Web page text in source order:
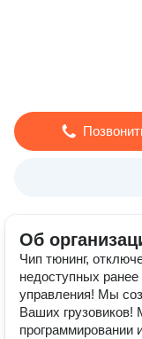
Об
Чип тюнинг,
недоступных
управления! Мы
Ваших грузовиков!
программировании